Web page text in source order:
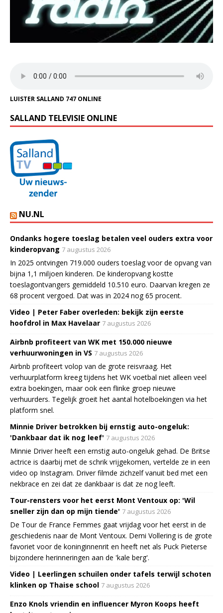
LUISTER SALLAND 747 ONLINE
SALLAND TELEVISIE ONLINE
NU.NL
Ondanks hogere toeslag betalen veel ouders extra voor
kinderopvang 7 augustus 2026
In 2025 ontvingen 719.000 ouders toeslag voor de opvang van
bijna 1,1 miljoen kinderen. De kinderopvang kostte
toeslagontvangers gemiddeld 10.510 euro. Daarvan kregen ze
68 procent vergoed. Dat was in 2024 nog 65 procent.
Video | Peter Faber overleden: bekijk zijn eerste
hoofdrol in Max Havelaar 7 augustus 2026
Airbnb profiteert van WK met 150.000 nieuwe
verhuurwoningen in VS 7 augustus 2026
Airbnb profiteert volop van de grote reisvraag. Het
verhuurplatform kreeg tijdens het WK voetbal niet alleen veel
extra boekingen, maar ook een flinke groep nieuwe
verhuurders. Tegelijk groeit het aantal hotelboekingen via het
platform snel.
Minnie Driver betrokken bij ernstig auto-ongeluk:
'Dankbaar dat ik nog leef' 7 augustus 2026
Minnie Driver heeft een ernstig auto-ongeluk gehad. De Britse
actrice is daarbij met de schrik vrijgekomen, vertelde ze in een
video op Instagram. Driver filmde zichzelf vanuit bed met een
nekbrace en zei dat ze dankbaar is dat ze nog leeft.
Tour-rensters voor het eerst Mont Ventoux op: 'Wil
sneller zijn dan op mijn tiende' 7 augustus 2026
De Tour de France Femmes gaat vrijdag voor het eerst in de
geschiedenis naar de Mont Ventoux. Demi Vollering is de grote
favoriet voor de koninginnenrit en heeft net als Puck Pieterse
bijzondere herinneringen aan de 'kale berg'.
Video | Leerlingen schuilen onder tafels terwijl schoten
klinken op Thaise school 7 augustus 2026
Enzo Knols vriendin en influencer Myron Koops heeft